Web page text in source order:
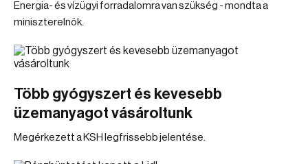
Energia- és vízügyi forradalomra van szükség - mondta a
miniszterelnök.
Több gyógyszert és kevesebb
üzemanyagot vásároltunk
Megérkezett a KSH legfrissebb jelentése.